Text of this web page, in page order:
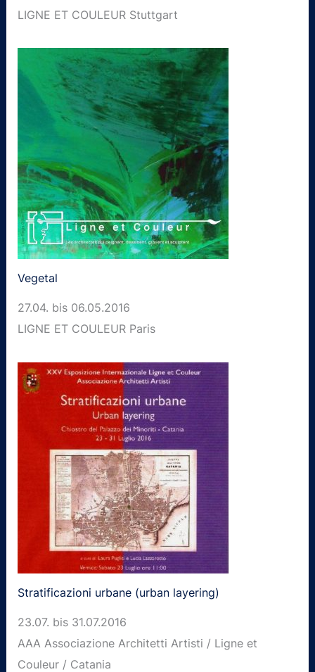
LIGNE ET COULEUR Stuttgart
Vegetal
27.04. bis 06.05.2016
LIGNE ET COULEUR Paris
Stratificazioni urbane (urban layering)
23.07. bis 31.07.2016
AAA Associazione Architetti Artisti / Ligne et
Couleur / Catania